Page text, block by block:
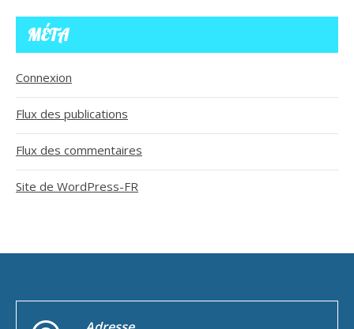
MÉTA
Connexion
Flux des publications
Flux des commentaires
Site de WordPress-FR